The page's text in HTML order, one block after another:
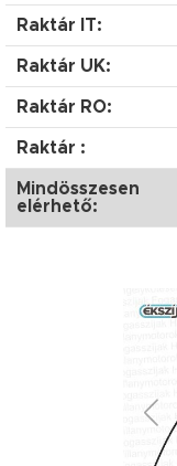
Raktár IT:
Raktár UK:
Raktár RO:
Raktár :
Mindösszesen
elérhető: